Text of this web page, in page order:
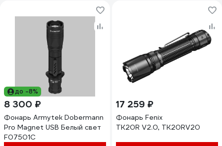
до -8%
8 300 ₽
Фонарь Armytek Dobermann
Pro Magnet USB Белый свет
F07501C
17 259 ₽
Фонарь Fenix
TK20R V2.0, TK20RV20